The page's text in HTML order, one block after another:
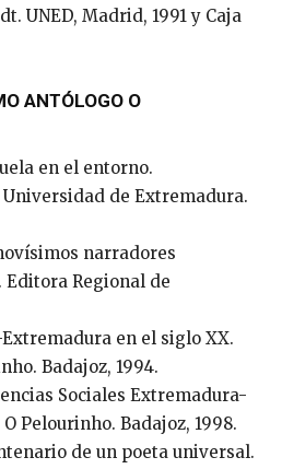
UNED, Madrid, 1991 y Caja
ANTÓLOGO O
en el entorno.
Universidad de Extremadura.
narradores
Regional de
en el siglo XX.
Badajoz, 1994.
Sociales Extremadura-
Pelourinho. Badajoz, 1998.
de un poeta universal.